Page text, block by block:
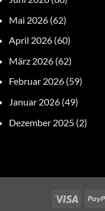
Mai 2026 (62)
April 2026 (60)
März 2026 (62)
Februar 2026 (59)
Januar 2026 (49)
Dezember 2025 (2)
Visa